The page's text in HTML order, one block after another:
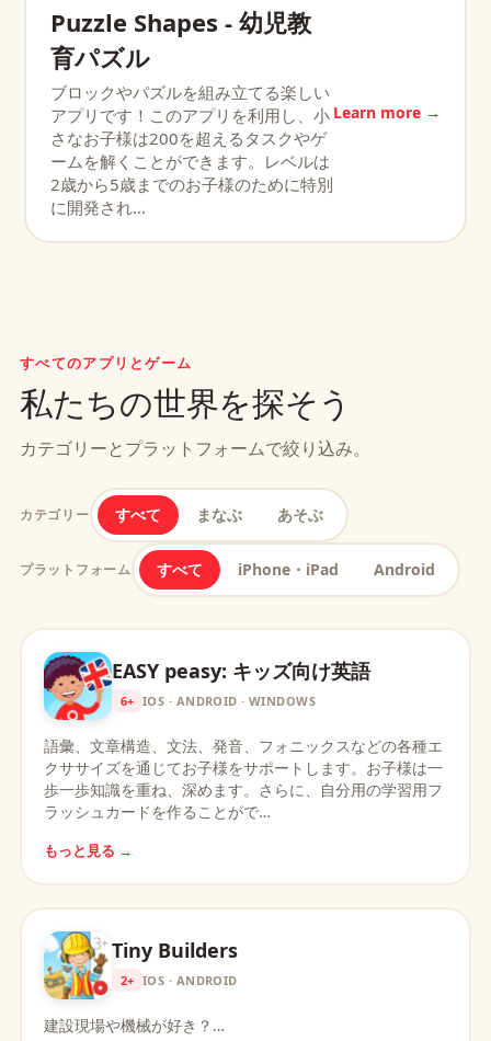
Puzzle Shapes - 幼児教
育パズル
ブロックやパズルを組み立てる楽しい
アプリです！このアプリを利用し、小
さなお子様は200を超えるタスクやゲ
ームを解くことができます。レベルは
2歳から5歳までのお子様のために特別
に開発され…
Learn more →
すべてのアプリとゲーム
私たちの世界を探そう
カテゴリーとプラットフォームで絞り込み。
カテゴリー すべて まなぶ あそぶ
プラットフォーム すべて iPhone・iPad Android
EASY peasy: キッズ向け英語
6+ IOS · ANDROID · WINDOWS
語彙、文章構造、文法、発音、フォニックスなどの各種エ
クササイズを通じてお子様をサポートします。お子様は一
歩一歩知識を重ね、深めます。さらに、自分用の学習用フ
ラッシュカードを作ることがで…
もっと見る →
Tiny Builders
2+ IOS · ANDROID
建設現場や機械が好き？…